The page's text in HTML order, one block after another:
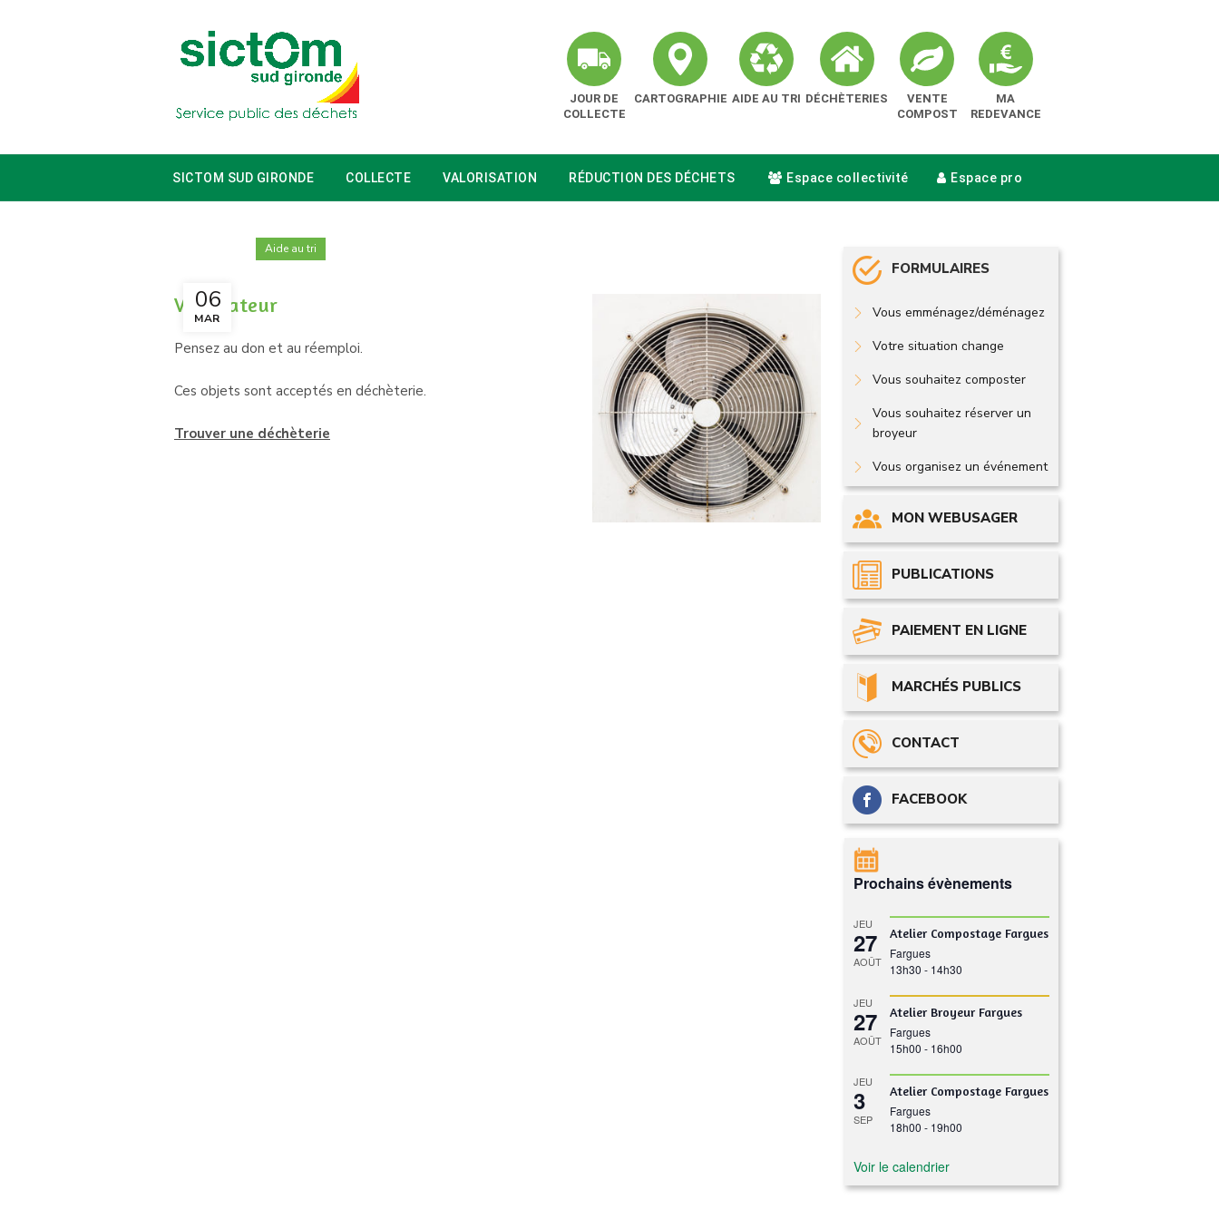
JOUR DE
COLLECTE
CARTOGRAPHIE AIDE AU TRI DÉCHÈTERIES
VENTE
COMPOST
MA
REDEVANCE
SICTOM SUD GIRONDE COLLECTE VALORISATION RÉDUCTION DES DÉCHETS Espace collectivité Espace pro
06
MAR
Aide au tri
Ventilateur
Pensez au don et au réemploi.
Ces objets sont acceptés en déchèterie.
Trouver une déchèterie
FORMULAIRES
Vous emménagez/déménagez
Votre situation change
Vous souhaitez composter
Vous souhaitez réserver un
broyeur
Vous organisez un événement
MON WEBUSAGER
PUBLICATIONS
PAIEMENT EN LIGNE
MARCHÉS PUBLICS
CONTACT
FACEBOOK
Prochains évènements
JEU
27
AOÛT
Atelier Compostage Fargues
Fargues
13h30 - 14h30
JEU
27
AOÛT
Atelier Broyeur Fargues
Fargues
15h00 - 16h00
JEU
3
SEP
Atelier Compostage Fargues
Fargues
18h00 - 19h00
Voir le calendrier